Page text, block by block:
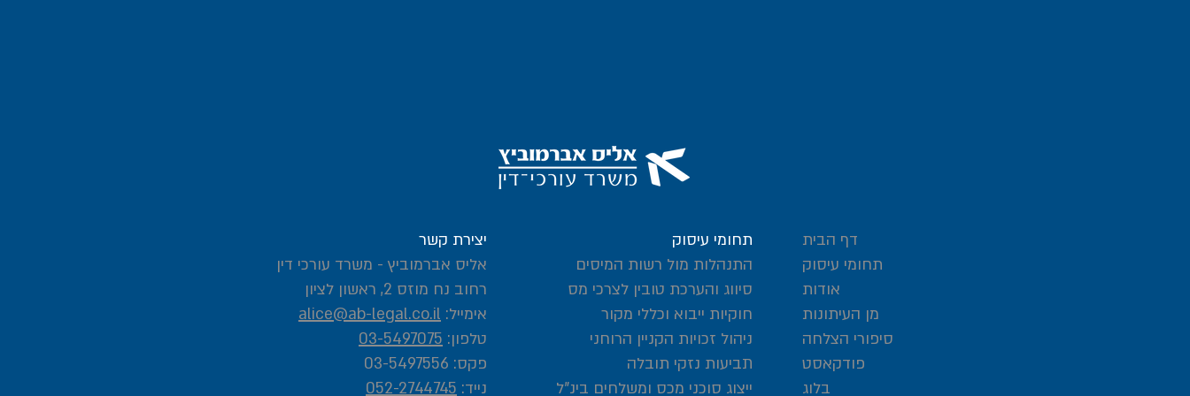
יצירת קשר
אליס אברמוביץ - משרד עורכי דין
רחוב נח מוזס 2, ראשון לציון
אימייל: alice@ab-legal.co.il
טלפון: 03-5497075
פקס: 03-5497556
נייד: 052-2744745
תחומי עיסוק
התנהלות מול רשות המיסים
סיווג והערכת טובין לצרכי מס
חוקיות ייבוא וכללי מקור
ניהול זכויות הקניין הרוחני
תביעות נזקי תובלה
ייצוג סוכני מכס ומשלחים בינ"ל
דף הבית
תחומי עיסוק
אודות
מן העיתונות
סיפורי הצלחה
פודקאסט
בלוג